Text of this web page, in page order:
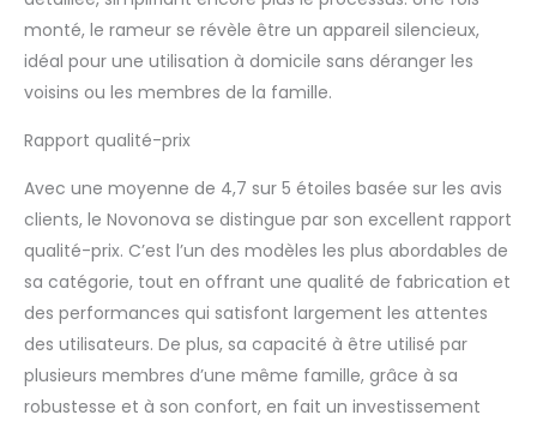
mouchoirs/tasses d'eau, etc. Taille du
rameur : 172x51x84CM, taille de stockage :
171x51x61CM. Poids net 20,5KG. ✮Service de
qualité: Novonova a été créée en France,
fournissant un service client professionnel
et de haute qualité et disposant d'une
équipe technique professionnelle. Veuillez
magasiner en toute confiance. Nous
garantissons votre achat chez
NOVONOVA. NOVONOVA s'engage dans le
développement de la marque. N'hésitez
pas à nous contacter si vous avez des
questions. De plus, veuillez noter que le
produit est soumis au produit réel reçu.
Merci de votre compréhension et de votre
attention.
monté, le rameur se révèle être un appareil silencieux,
idéal pour une utilisation à domicile sans déranger les
voisins ou les membres de la famille.
Rapport qualité-prix
Avec une moyenne de 4,7 sur 5 étoiles basée sur les avis
clients, le Novonova se distingue par son excellent rapport
qualité-prix. C’est l’un des modèles les plus abordables de
sa catégorie, tout en offrant une qualité de fabrication et
des performances qui satisfont largement les attentes
des utilisateurs. De plus, sa capacité à être utilisé par
plusieurs membres d’une même famille, grâce à sa
robustesse et à son confort, en fait un investissement